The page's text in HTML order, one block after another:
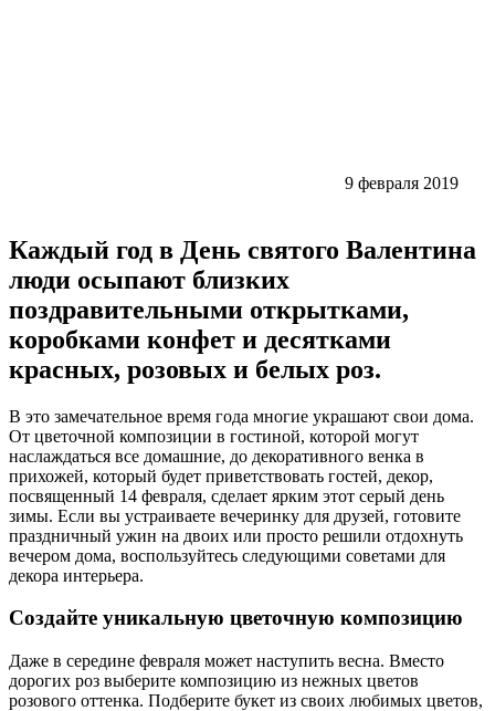
9 февраля 2019
Каждый год в День святого Валентина
люди осыпают близких
поздравительными открытками,
коробками конфет и десятками
красных, розовых и белых роз.
В это замечательное время года многие украшают свои дома.
От цветочной композиции в гостиной, которой могут
наслаждаться все домашние, до декоративного венка в
прихожей, который будет приветствовать гостей, декор,
посвященный 14 февраля, сделает ярким этот серый день
зимы. Если вы устраиваете вечеринку для друзей, готовите
праздничный ужин на двоих или просто решили отдохнуть
вечером дома, воспользуйтесь следующими советами для
декора интерьера.
Создайте уникальную цветочную композицию
Даже в середине февраля может наступить весна. Вместо
дорогих роз выберите композицию из нежных цветов
розового оттенка. Подберите букет из своих любимых цветов,